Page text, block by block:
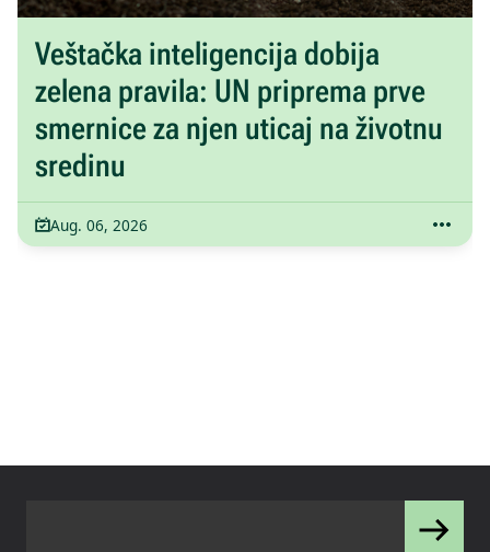
Veštačka inteligencija dobija
zelena pravila: UN priprema prve
smernice za njen uticaj na životnu
sredinu
Aug. 06, 2026